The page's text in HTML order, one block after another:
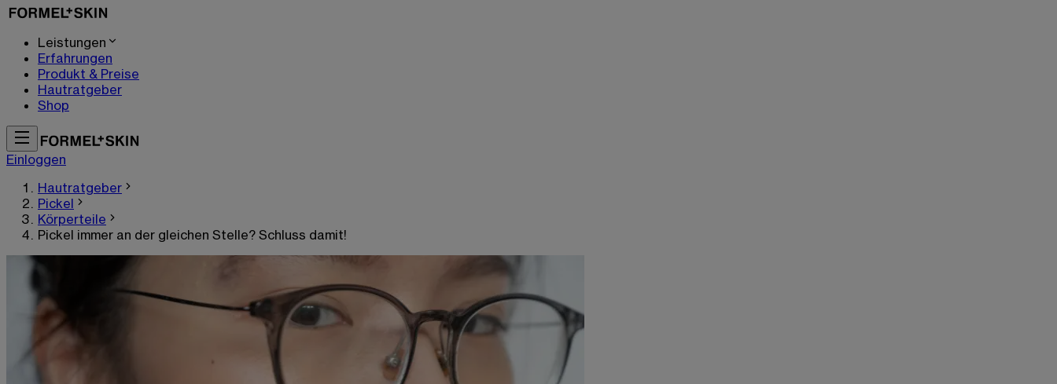
Leistungen
Erfahrungen
Produkt & Preise
Hautratgeber
Shop
Einloggen
Hautratgeber
Pickel
Körperteile
Pickel immer an der gleichen Stelle? Schluss damit!